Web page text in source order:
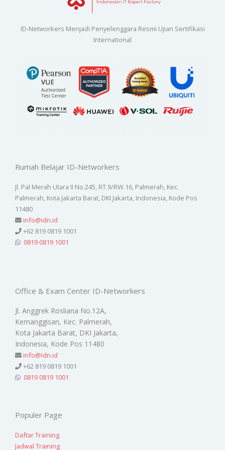
ID-Networkers Menjadi Penyelenggara Resmi Ujian Sertifikasi
International
Rumah Belajar ID-Networkers
Jl. Pal Merah Utara II No.245, RT.9/RW.16, Palmerah, Kec.
Palmerah, Kota Jakarta Barat, DKI Jakarta, Indonesia, Kode Pos
11480
info@idn.id
+62 819 0819 1001
0819 0819 1001
Office & Exam Center ID-Networkers
Jl. Anggrek Rosliana No.12A,
Kemanggisan, Kec. Palmerah,
Kota Jakarta Barat, DKI Jakarta,
Indonesia, Kode Pos 11480
info@idn.id
+62 819 0819 1001
0819 0819 1001
Populer Page
Daftar Training
Jadwal Training